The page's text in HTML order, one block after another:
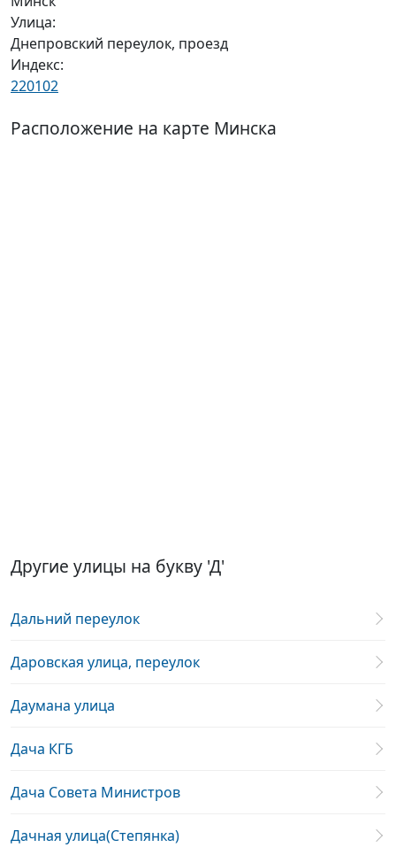
Улица:
Днепровский переулок, проезд
Индекс:
220102
Расположение на карте Минска
Другие улицы на букву 'Д'
Дальний переулок
Даровская улица, переулок
Даумана улица
Дача КГБ
Дача Совета Министров
Дачная улица(Степянка)